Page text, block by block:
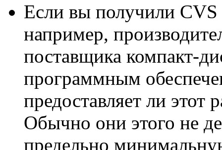
Если вы получили CVS
например,
поставщика компакт-
программным
предоставляет ли этот
Обычно они этого не
предельно